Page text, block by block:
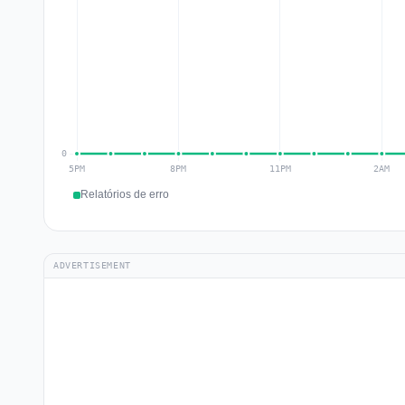
Relatórios de erro
ADVERTISEMENT